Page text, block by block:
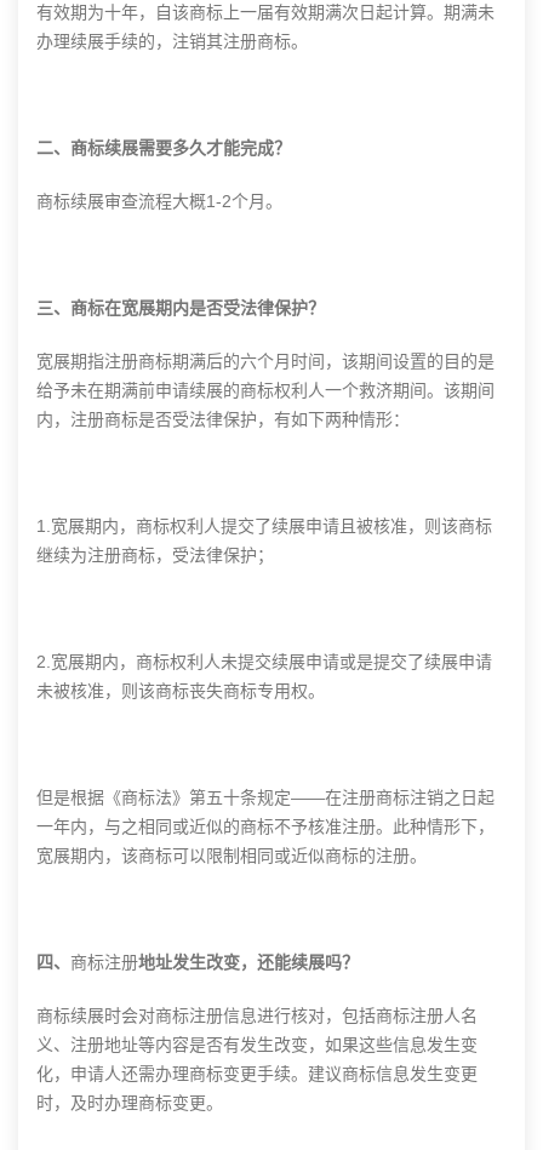
有效期为十年，自该商标上一届有效期满次日起计算。期满未
办理续展手续的，注销其注册商标。
二、商标续展需要多久才能完成？
商标续展审查流程大概1-2个月。
三、商标在宽展期内是否受法律保护？
宽展期指注册商标期满后的六个月时间，该期间设置的目的是
给予未在期满前申请续展的商标权利人一个救济期间。该期间
内，注册商标是否受法律保护，有如下两种情形：
1.宽展期内，商标权利人提交了续展申请且被核准，则该商标
继续为注册商标，受法律保护；
2.宽展期内，商标权利人未提交续展申请或是提交了续展申请
未被核准，则该商标丧失商标专用权。
但是根据《商标法》第五十条规定——在注册商标注销之日起
一年内，与之相同或近似的商标不予核准注册。此种情形下，
宽展期内，该商标可以限制相同或近似商标的注册。
四、 商标注册地址发生改变，还能续展吗？
商标续展时会对商标注册信息进行核对，包括商标注册人名
义、注册地址等内容是否有发生改变，如果这些信息发生变
化，申请人还需办理商标变更手续。建议商标信息发生变更
时，及时办理商标变更。